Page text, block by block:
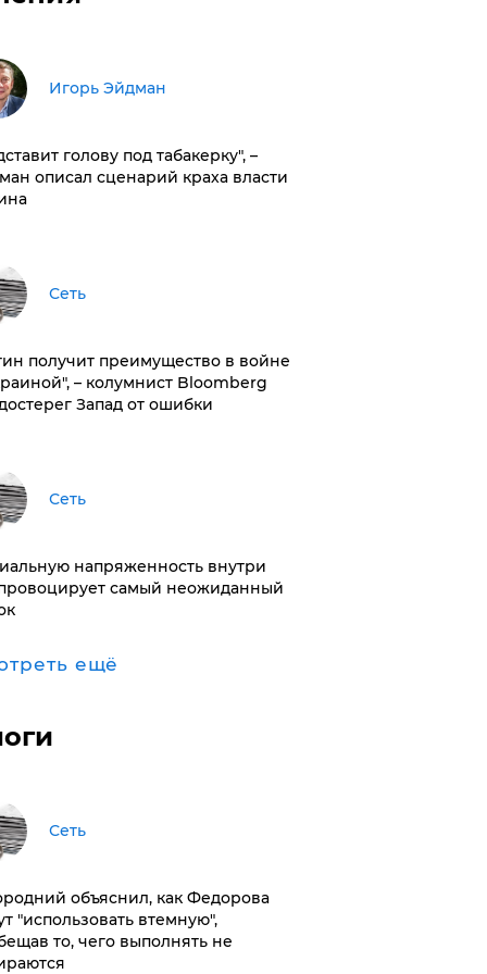
Игорь Эйдман
голову под табакерку", –
описал сценарий краха власти
Сеть
получит преимущество в войне
– колумнист Bloomberg
Запад от ошибки
Сеть
напряженность внутри
самый неожиданный
ещё
Сеть
объяснил, как Федорова
"использовать втемную",
то, чего выполнять не